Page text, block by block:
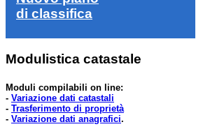
di classifica
Modulistica catastale
Moduli compilabili on line:
- Variazione dati catastali
- Trasferimento di proprietà
- Variazione dati anagrafici.